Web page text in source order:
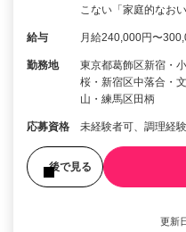
こない「家庭的なお
給与 月給240,000円〜
勤務地
東京都葛飾区新宿・
桜・新宿区中落合・
山・練馬区田柄
応募資格 未経験者可、調理経
後で見る
更新